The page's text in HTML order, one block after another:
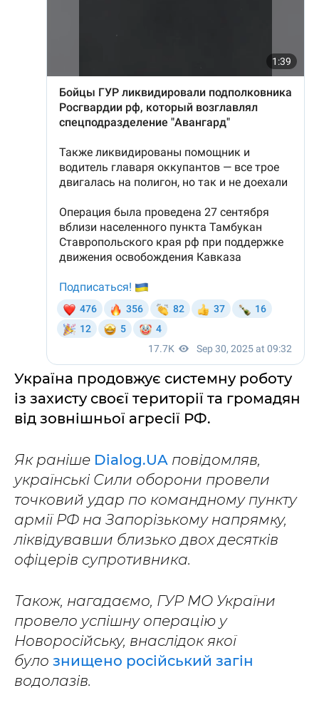
Україна продовжує системну роботу
із захисту своєї території та громадян
від зовнішньої агресії РФ.
Як раніше Dialog.UA повідомляв,
українські Сили оборони провели
точковий удар по командному пункту
армії РФ на Запорізькому напрямку,
ліквідувавши близько двох десятків
офіцерів супротивника.
Також, нагадаємо, ГУР МО України
провело успішну операцію у
Новоросійську, внаслідок якої
було знищено російський загін
водолазів.